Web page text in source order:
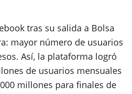
tras su salida a Bolsa
mayor número de usuarios
Así, la plataforma logró
de usuarios mensuales
millones para finales de